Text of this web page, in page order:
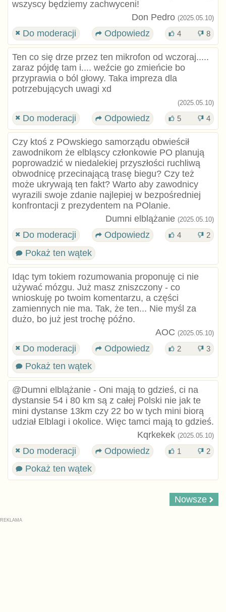
wszyscy będziemy zachwyceni!
Don Pedro (2025.05.10)
Do moderacji Odpowiedz 4 8
Ten co się drze przez ten mikrofon od wczoraj.....
zaraz pójdę tam i.... weźcie go zmieńcie bo
przyprawia o ból głowy. Taka impreza dla
potrzebujących uwagi xd
(2025.05.10)
Do moderacji Odpowiedz 5 4
Czy ktoś z POwskiego samorządu obwieścił
zawodnikom że elbląscy członkowie PO planują
poprowadzić w niedalekiej przyszłości ruchliwą
obwodnicę przecinającą trasę biegu? Czy też
może ukrywają ten fakt? Warto aby zawodnicy
wyrazili swoje zdanie najlepiej w bezpośredniej
konfrontacji z prezydentem na POlanie.
Dumni elblążanie (2025.05.10)
Do moderacji Odpowiedz 4 2
Pokaż ten wątek
Idąc tym tokiem rozumowania proponuję ci nie
używać mózgu. Już masz zniszczony - co
wnioskuję po twoim komentarzu, a części
zamiennych nie ma. Tak, że ten... Nie myśl za
dużo, bo już jest trochę późno.
AOC (2025.05.10)
Do moderacji Odpowiedz 2 3
Pokaż ten wątek
@Dumni elblążanie - Oni mają to gdzieś, ci na
dystansie 54 i 80 km są z całej Polski nie jak te
mini dystanse 13km czy 22 bo w tych mini biorą
udział Elblagi i okolice. Więc tamci mają to gdzieś.
Kqrkekek (2025.05.10)
Do moderacji Odpowiedz 1 2
Pokaż ten wątek
Nowsze